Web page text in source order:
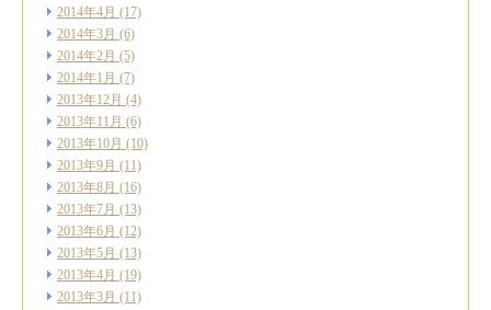
2014年4月 (17)
2014年3月 (6)
2014年2月 (5)
2014年1月 (7)
2013年12月 (4)
2013年11月 (6)
2013年10月 (10)
2013年9月 (11)
2013年8月 (16)
2013年7月 (13)
2013年6月 (12)
2013年5月 (13)
2013年4月 (19)
2013年3月 (11)